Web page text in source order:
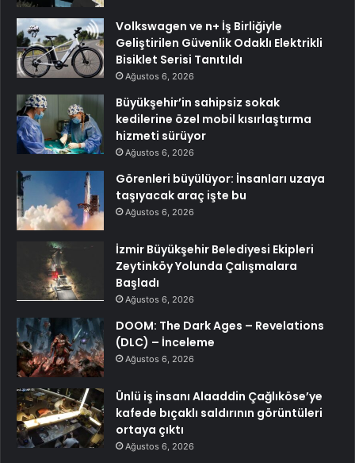
Volkswagen ve n+ İş Birliğiyle
Geliştirilen Güvenlik Odaklı Elektrikli
Bisiklet Serisi Tanıtıldı
Ağustos 6, 2026
Büyükşehir’in sahipsiz sokak
kedilerine özel mobil kısırlaştırma
hizmeti sürüyor
Ağustos 6, 2026
Görenleri büyülüyor: İnsanları uzaya
taşıyacak araç işte bu
Ağustos 6, 2026
İzmir Büyükşehir Belediyesi Ekipleri
Zeytinköy Yolunda Çalışmalara
Başladı
Ağustos 6, 2026
DOOM: The Dark Ages – Revelations
(DLC) – İnceleme
Ağustos 6, 2026
Ünlü iş insanı Alaaddin Çağlıköse’ye
kafede bıçaklı saldırının görüntüleri
ortaya çıktı
Ağustos 6, 2026